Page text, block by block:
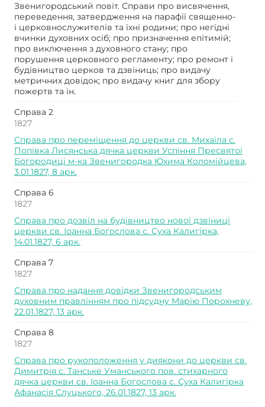
Звенигородський повіт. Справи про висвячення,
переведення, затвердження на парафії священно-
і церковнослужителів та їхні родини; про негідні
вчинки духовних осіб; про призначення епітимій;
про виключення з духовного стану; про
порушення церковного регламенту; про ремонт і
будівництво церков та дзвіниць; про видачу
метричних довідок; про видачу книг для збору
пожертв та ін.
Справа 2
1827
Справа про переміщення до церкви св. Михаїла с.
Попівка Лисянська дячка церкви Успіння Пресвятої
Богородиці м-ка Звенигородка Юхима Коломійцева,
3.01.1827, 8 арк.
Справа 6
1827
Справа про дозвіл на будівництво нової дзвіниці
церкви св. Іоанна Богослова с. Суха Калигірка,
14.01.1827, 6 арк.
Справа 7
1827
Справа про надання довідки Звенигородським
духовним правлінням про підсудну Марію Порохневу,
22.01.1827, 13 арк.
Справа 8
1827
Справа про рукоположення у диякони до церкви св.
Димитрія с. Танське Уманського пов. стихарного
дячка церкви св. Іоанна Богослова с. Суха Калигірка
Афанасія Слуцького, 26.01.1827, 13 арк.